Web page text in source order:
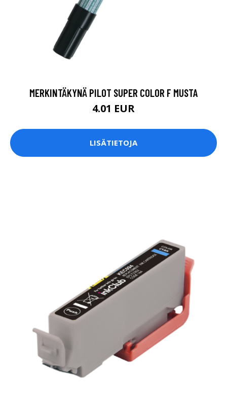
MERKINTÄKYNÄ PILOT SUPER COLOR F MUSTA
4.01 EUR
LISÄTIETOJA